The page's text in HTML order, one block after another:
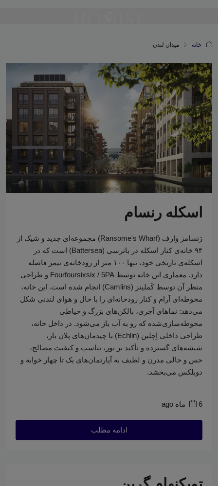
خانه میدان لندن
اسکله رنسام
رَنسامز وارف (Ransome's Wharf) مجموعه‌ای جدید و شیک از
۹۴ خانه‌ی کنار اسکله در باترسی (Battersea) است که در
اسکله‌ی تاریخی خود، تنها ۱۰۰ متر از رودخانه‌ی تیمز فاصله
دارد. معماری این خانه توسط Fourfoursixsix / 5PA و طراحی
منظر آن توسط کَملینز (Camlins) انجام شده است. این خانه،
محوطه‌ای آرام و کنار رودخانه‌ای را با حال و هوای لندنی شکل
می‌دهد: نماهای آجری، بالکن‌های بزرگ و حیاطی
محوطه‌سازی‌شده که رو به آب باز می‌شود. در داخل خانه،
طراحی داخلی اِچلین (Echlin) با چیدمان‌های پلان باز،
شیشه‌های گسترده و تأکید بر نور، تناسب و کیفیت مصالح،
حس و حالی مدرن و لطیف به آپارتمان‌های یک تا چهار خوابه و
دوبلکس می‌بخشد.
6 ماه ago
ادامه مطلب